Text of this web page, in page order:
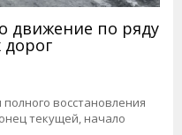
движение по ряду
восстановления
текущей, начало